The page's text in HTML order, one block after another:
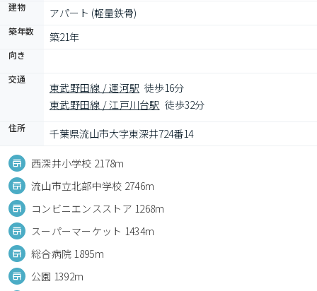
建物 アパート (軽量鉄骨)
築年数 築21年
向き
交通
東武野田線 / 運河駅 徒歩16分
東武野田線 / 江戸川台駅 徒歩32分
住所 千葉県流山市大字東深井724番14
西深井小学校 2178m
流山市立北部中学校 2746m
コンビニエンスストア 1268m
スーパーマーケット 1434m
総合病院 1895m
公園 1392m